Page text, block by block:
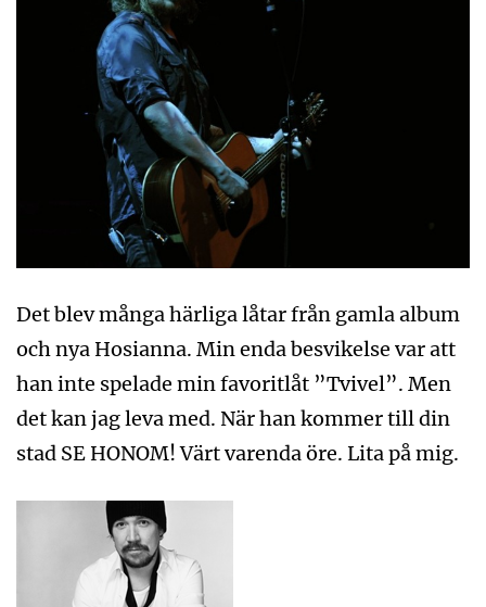
Det blev många härliga låtar från gamla album
och nya Hosianna. Min enda besvikelse var att
han inte spelade min favoritlåt ”Tvivel”. Men
det kan jag leva med. När han kommer till din
stad SE HONOM! Värt varenda öre. Lita på mig.